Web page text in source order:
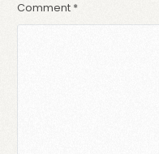
Comment *